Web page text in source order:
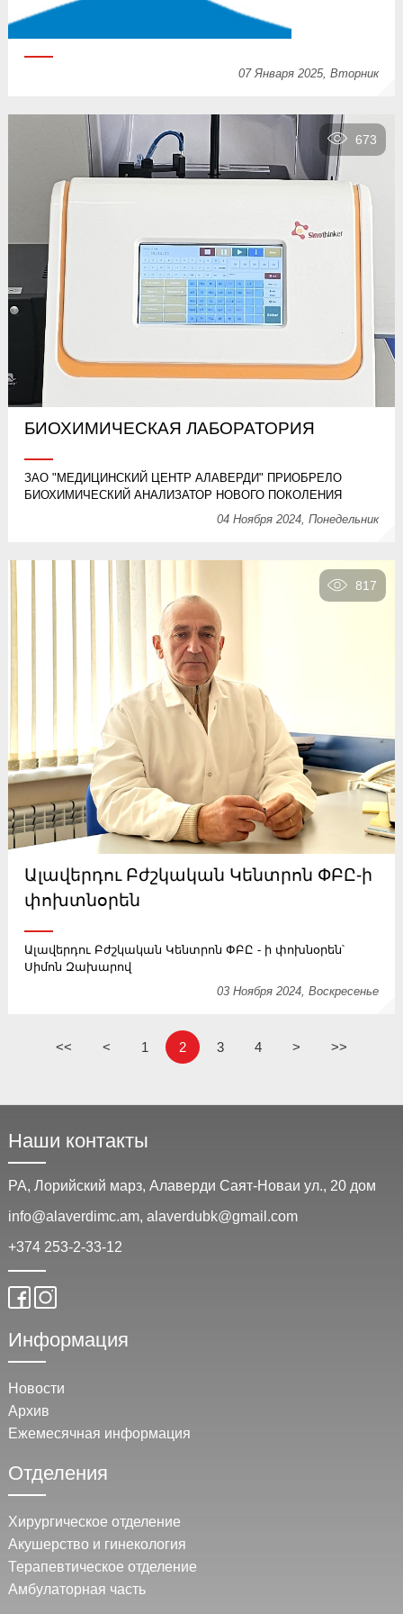
07 Января 2025, Вторник
673
БИОХИМИЧЕСКАЯ ЛАБОРАТОРИЯ
ЗАО "МЕДИЦИНСКИЙ ЦЕНТР АЛАВЕРДИ" ПРИОБРЕЛО
БИОХИМИЧЕСКИЙ АНАЛИЗАТОР НОВОГО ПОКОЛЕНИЯ
04 Ноября 2024, Понедельник
817
Ալավերդու Բժշկական Կենտրոն ՓԲԸ-ի
փոխտնօրեն
Ալավերդու Բժշկական Կենտրոն ՓԲԸ - ի փոխնօրեն՝
Սիմոն Զախարով
03 Ноября 2024, Воскресенье
<< < 1 2 3 4 > >>
Наши контакты
РА, Лорийский марз, Алаверди Саят-Новаи ул., 20 дом
info@alaverdimc.am, alaverdubk@gmail.com
+374 253-2-33-12
Информация
Новости
Архив
Ежемесячная информация
Отделения
Хирургическое отделение
Акушерство и гинекология
Терапевтическое отделение
Амбулаторная часть